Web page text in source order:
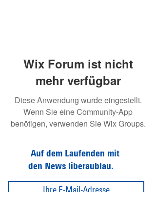
Wix Forum ist nicht
mehr verfügbar
Diese Anwendung wurde eingestellt.
Wenn Sie eine Community-App
benötigen, verwenden Sie Wix Groups.
Auf dem Laufenden mit
den News liberaublau.